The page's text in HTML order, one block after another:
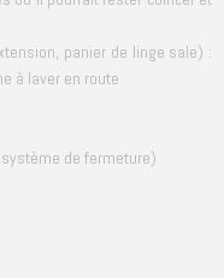
panier de linge sale) :
à laver en route
de fermeture)